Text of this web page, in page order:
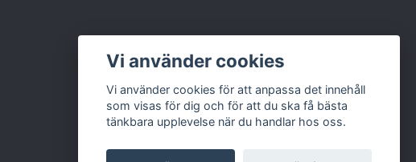
Vi använder cookies
Vi använder cookies för att anpassa det innehåll
som visas för dig och för att du ska få bästa
tänkbara upplevelse när du handlar hos oss.